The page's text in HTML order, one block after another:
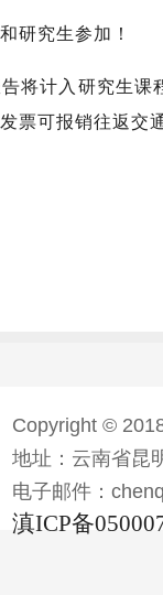
究生参加！
计入研究生课
票可报销往返
Copyright ©
地址：云南省昆
电子邮件：
滇ICP备